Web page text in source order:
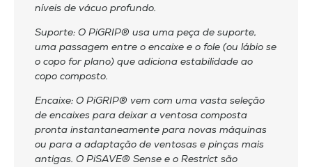
níveis de vácuo profundo.
Suporte: O PiGRIP® usa uma peça de suporte,
uma passagem entre o encaixe e o fole (ou lábio se
o copo for plano) que adiciona estabilidade ao
copo composto.
Encaixe: O PiGRIP® vem com uma vasta seleção
de encaixes para deixar a ventosa composta
pronta instantaneamente para novas máquinas
ou para a adaptação de ventosas e pinças mais
antigas. O PiSAVE® Sense e o Restrict são